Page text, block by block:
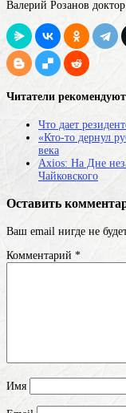
Валерий Розанов
Читатели
Что дает
«Кто-то дернул
века
Axios: На Дне
Чайковского
Оставить
Ваш email нигде не
Комментарий *
Имя